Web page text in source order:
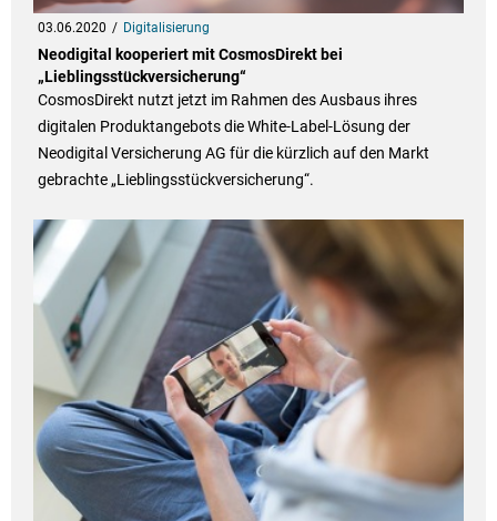
03.06.2020 Digitalisierung
Neodigital kooperiert mit CosmosDirekt bei
„Lieblingsstückversicherung“
CosmosDirekt nutzt jetzt im Rahmen des Ausbaus ihres
digitalen Produktangebots die White-Label-Lösung der
Neodigital Versicherung AG für die kürzlich auf den Markt
gebrachte „Lieblingsstückversicherung“.